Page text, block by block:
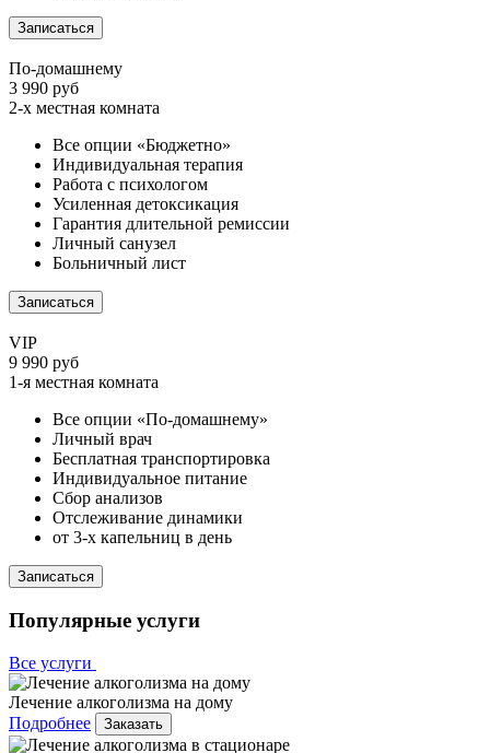
Записаться
По-домашнему
3 990 руб
2-х местная комната
Все опции «Бюджетно»
Индивидуальная терапия
Работа с психологом
Усиленная детоксикация
Гарантия длительной ремиссии
Личный санузел
Больничный лист
Записаться
VIP
9 990 руб
1-я местная комната
Все опции «По-домашнему»
Личный врач
Бесплатная транспортировка
Индивидуальное питание
Сбор анализов
Отслеживание динамики
от 3-х капельниц в день
Записаться
Популярные услуги
Все услуги
Лечение алкоголизма на дому
Подробнее
Заказать